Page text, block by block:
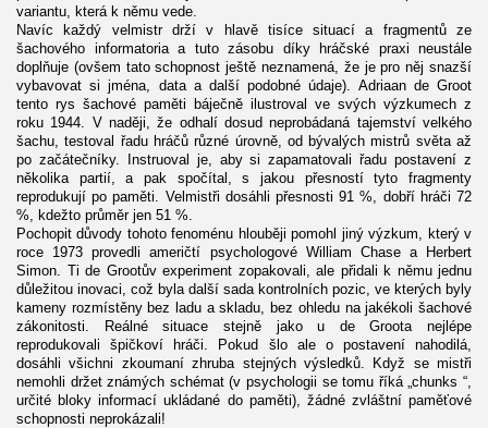
variantu, která k němu vede.
Navíc každý velmistr drží v hlavě tisíce situací a fragmentů ze
šachového informatoria a tuto zásobu díky hráčské praxi neustále
doplňuje (ovšem tato schopnost ještě neznamená, že je pro něj snazší
vybavovat si jména, data a další podobné údaje). Adriaan de Groot
tento rys šachové paměti báječně ilustroval ve svých výzkumech z
roku 1944. V naději, že odhalí dosud neprobádaná tajemství velkého
šachu, testoval řadu hráčů různé úrovně, od bývalých mistrů světa až
po začátečníky. Instruoval je, aby si zapamatovali řadu postavení z
několika partií, a pak spočítal, s jakou přesností tyto fragmenty
reprodukují po paměti. Velmistři dosáhli přesnosti 91 %, dobří hráči 72
%, kdežto průměr jen 51 %.
Pochopit důvody tohoto fenoménu hlouběji pomohl jiný výzkum, který v
roce 1973 provedli američtí psychologové William Chase a Herbert
Simon. Ti de Grootův experiment zopakovali, ale přidali k němu jednu
důležitou inovaci, což byla další sada kontrolních pozic, ve kterých byly
kameny rozmístěny bez ladu a skladu, bez ohledu na jakékoli šachové
zákonitosti. Reálné situace stejně jako u de Groota nejlépe
reprodukovali špičkoví hráči. Pokud šlo ale o postavení nahodilá,
dosáhli všichni zkoumaní zhruba stejných výsledků. Když se mistři
nemohli držet známých schémat (v psychologii se tomu říká „chunks “,
určité bloky informací ukládané do paměti), žádné zvláštní paměťové
schopnosti neprokázali!